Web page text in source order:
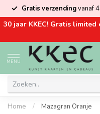
Gratis verzendingvanaf
30 jaar KKEC! Gratis
MENU
Home / Mazagran Oranje